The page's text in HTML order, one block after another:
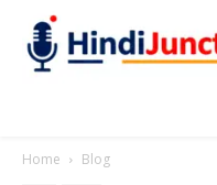
Home Blog